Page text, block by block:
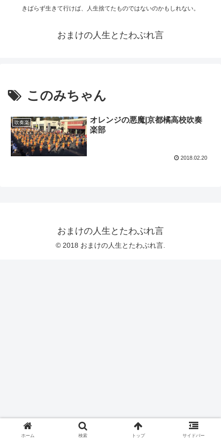
きばらず生きて行けば、人生捨てたものではないのかもしれない。
おまけの人生とたわぶれ言
このみちゃん
吹奏楽
オレンジの悪魔|京都橘高校吹奏
楽部
2018.02.20
おまけの人生とたわぶれ言
© 2018 おまけの人生とたわぶれ言.
ホーム 検索 トップ サイドバー